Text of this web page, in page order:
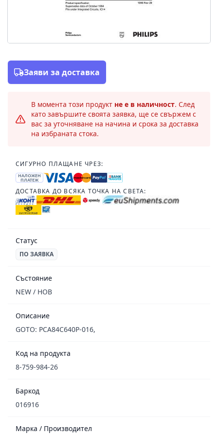
Заяви за доставка
В момента този продукт не е в наличност. След
като завършите своята заявка, ще се свържем с
вас за уточняване на начина и срока за доставка
на избраната стока.
СИГУРНО ПЛАЩАНЕ ЧРЕЗ:
НАЛОЖЕН
ПЛАТЕЖ
ДОСТАВКА ДО ВСЯКА ТОЧКА НА СВЕТА:
Статус
ПО ЗАЯВКА
Състояние
NEW / НОВ
Описание
GOTO: PCA84C640P-016,
Код на продукта
8-759-984-26
Баркод
016916
Марка / Производител